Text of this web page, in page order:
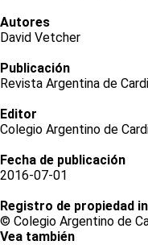
Autores
David Vetcher
Publicación
Revista Argentina de
Editor
Colegio Argentino de
Fecha de publicación
2016-07-01
Registro de propiedad
© Colegio Argentino de
Vea también